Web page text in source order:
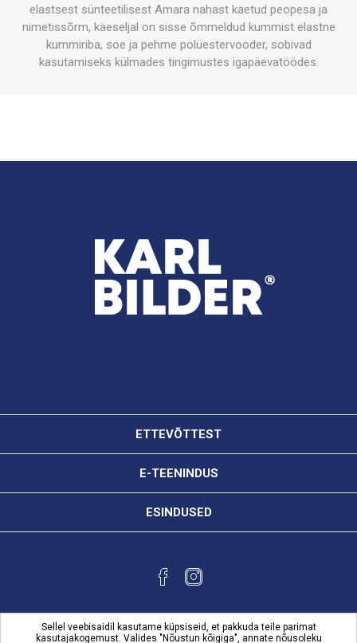
elastsest sünteetilisest Amara nahast kaetud peopesa ja
nimetissõrm, käeseljal on sisse õmmeldud kummist elastne
kummiriba, soe ja pehme polüestervooder, sobivad
kasutamiseks külmades tingimustes igapäevatöödes.
ETTEVÕTTEST
E-TEENINDUS
ESINDUSED
Sellel veebisaidil kasutame küpsiseid, et pakkuda teile parimat
kasutajakogemust. Valides "Nõustun kõigiga", annate nõusoleku